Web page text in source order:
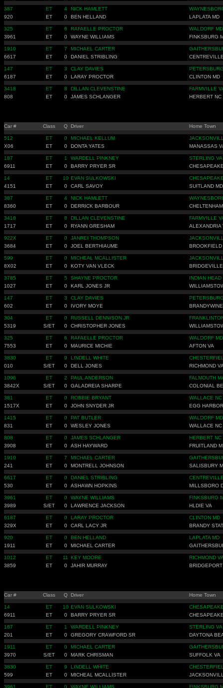
387 ET 4 NICK HAMLETT
920
ET 0 BEN HELLAND LAPLATA MD
325 ET 6 RAFAELLE PROCTOR
WALDORF MD
3961
ET 0 WAYNE WILLIAMS FINKSBURG
1910 ET 7 MICHAEL CARTER
6617
ET 0 DANIEL STRIBLING
147 ET 3 CLAY DAVIES
6187
ET 0 LARAY PROCTOR CLINTON MD
3418 ET 8 DILLAN CLEVENSTINE
FARMVILLE
808
ET 0 JAMES SCHLANGER HERBERT NC
Car # Class Q Driver Home Town
512 ET 0 MICHAEL KELLUM
X06
ET 0 DONTA YATES MANASSAS
187 ET 1 WARDELL PINKNEY
STERLING VA
6911
ET 0 BARRY PRYER SR
14 ET 10 EVAN SULKOWSKI
4151
ET 0 CARL SAVOY SUITLAND MD
387 ET 4 NICK HAMLETT
8360
ET 0 DERRICK BARBOUR
3418 ET 8 DILLAN CLEVENSTINE
FARMVILLE
1717
ET 0 RYANN GRESHAM ALEXANDRIA
922X ET 0 JANREI THOMPSON
3684
ET 0 JOEL BERTHIAUME BROOKFIELD
599 ET 0 MICHEAL MCALLISTER
8X02
ET 0 KOTY VAN VLECK
3785 ET 5 SHAYNE PROCTOR
INDIAN HEAD
1027
ET 0 KARL JONES JR
147 ET 3 CLAY DAVIES
602
ET 0 IVORY MOYE
304 ET 0 RUSSELL DENNISON JR
5319
S/ET 0 CHRISTOPHER JONES
325 ET 6 RAFAELLE PROCTOR
WALDORF MD
7553
ET 0 MAURICE MICHIE AFTON VA
3830 ET 9 LINDELL WHITE
010
S/ET 0 DELL JONES RICHMOND
1096 ET 2 PAUL ANDERSON
FALMOUTH
3842X
S/ET 0 GALADREIA SHARPE COLONIAL
381 ET 0 ROBBIE BRYANT
WALLACE NC
1517X
ET 0 JOHN SNYDER JR EGG
1415 ET 0 PAT BUTLER
WALDORF MD
831
ET 0 WESLEY JONES WALLACE NC
808 ET 0 JAMES SCHLANGER
HERBERT NC
3908
ET 0 ASH HAYWARD FRUITLAND
1910 ET 7 MICHAEL CARTER
241
ET 0 MONTRELL JOHNSON SALISBURY
6617 ET 0 DANIEL STRIBLING
530
ET 0 ASHAWN HOPKINS MILLSBORO
3961 ET 0 WAYNE WILLIAMS
FINKSBURG
3989
S/ET 0 LAWRENCE JACKSON HLDIE VA
6187 ET 0 LARAY PROCTOR
CLINTON MD
329X
ET 0 CARL LACY JR BRANDY
920 ET 0 BEN HELLAND
LAPLATA MD
1911
ET 0 MICHAEL CARTER
1012 ET 11 KEY MOORE
RICHMOND
3859
ET 0 JAHIR MURRAY
Car # Class Q Driver Home Town
14 ET 10 EVAN SULKOWSKI
6911
ET 0 BARRY PRYER SR
187 ET 1 WARDELL PINKNEY
STERLING VA
201
ET 0 GREGORY CRAWFORD SR DAYTONA
1911 ET 0 MICHAEL CARTER
3970
S/ET 0 MARK CHRISMAN SUFFOLK VA
3830 ET 9 LINDELL WHITE
599
ET 0 MICHEAL MCALLISTER
3961 ET 0 WAYNE WILLIAMS FINKSBURG